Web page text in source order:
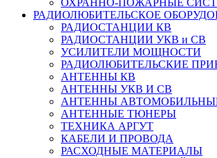
РАДИОЛЮБИТЕЛЬСКОЕ
РАДИОСТАНЦИИ КВ
РАДИОСТАНЦИИ УКВ и СВ
УСИЛИТЕЛИ МОЩНОСТИ
РАДИОЛЮБИТЕЛЬСКИЕ
АНТЕННЫ КВ
АНТЕННЫ УКВ И СВ
АНТЕННЫ
АНТЕННЫЕ ТЮНЕРЫ
ТЕХНИКА АРГУТ
КАБЕЛИ И ПРОВОДА
РАСХОДНЫЕ МАТЕРИАЛЫ